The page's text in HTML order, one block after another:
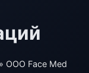
» ООО Face Med